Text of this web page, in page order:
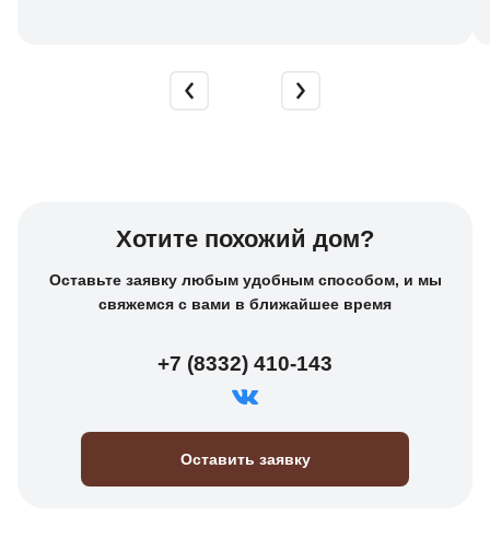
Хотите похожий дом?
Оставьте заявку любым удобным способом, и мы
свяжемся с вами в ближайшее время
+7 (8332) 410-143
Оставить заявку